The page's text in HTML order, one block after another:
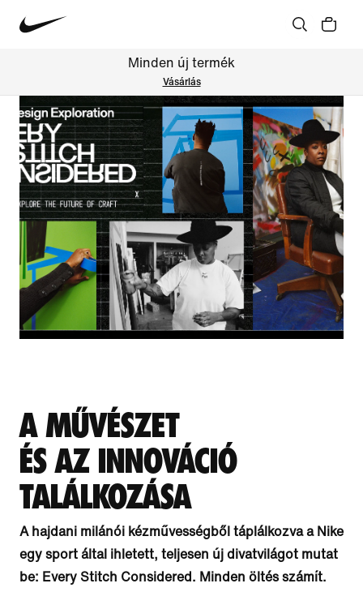
Minden új termék
Vásárlás
A MŰVÉSZET
ÉS AZ INNOVÁCIÓ
TALÁLKOZÁSA
A hajdani milánói kézművességből táplálkozva a Nike
egy sport által ihletett, teljesen új divatvilágot mutat
be: Every Stitch Considered. Minden öltés számít.